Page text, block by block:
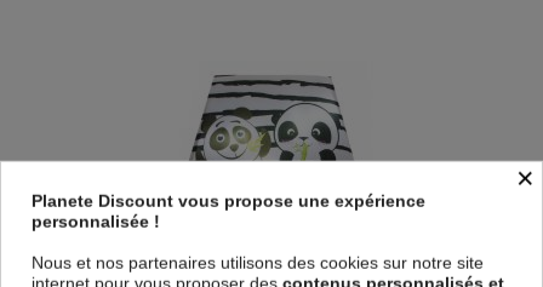
×
Planete Discount vous propose une expérience
personnalisée !
Nous et nos partenaires utilisons des cookies sur notre site
internet pour vous proposer des contenus personnalisés et